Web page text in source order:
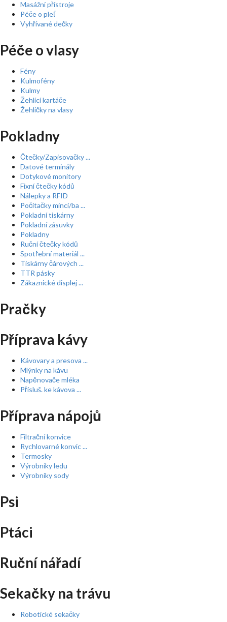
Masážní přístroje
Péče o pleť
Vyhřívané dečky
Péče o vlasy
Fény
Kulmofény
Kulmy
Žehlící kartáče
Žehličky na vlasy
Pokladny
Čtečky/Zapisovačky ...
Datové terminály
Dotykové monitory
Fixní čtečky kódů
Nálepky a RFID
Počítačky mincí/ba ...
Pokladní tiskárny
Pokladní zásuvky
Pokladny
Ruční čtečky kódů
Spotřební materiál ...
Tiskárny čárových ...
TTR pásky
Zákaznické displej ...
Pračky
Příprava kávy
Kávovary a presova ...
Mlýnky na kávu
Napěnovače mléka
Přísluš. ke kávova ...
Příprava nápojů
Filtrační konvice
Rychlovarné konvic ...
Termosky
Výrobníky ledu
Výrobníky sody
Psi
Ptáci
Ruční nářadí
Sekačky na trávu
Robotické sekačky